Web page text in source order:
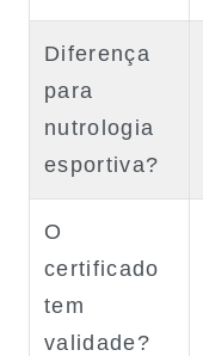
Diferença
para
nutrologia
esportiva?
O
certificado
tem
validade?